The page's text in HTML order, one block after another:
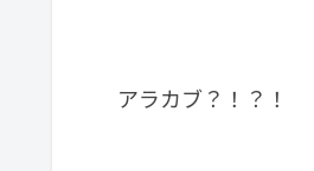
アラカブ？！？！